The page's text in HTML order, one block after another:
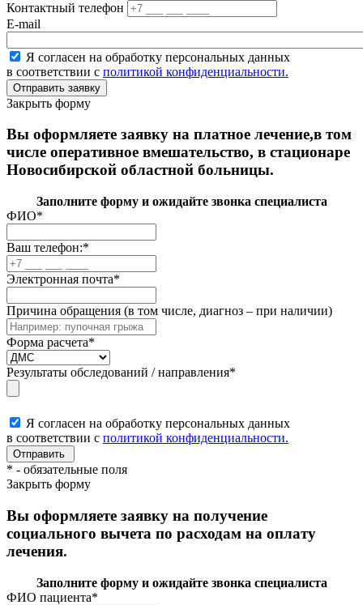
Контактный телефон
E-mail
Я согласен на обработку персональных данных
в соответствии с политикой конфиденциальности.
Закрыть форму
Вы оформляете заявку на платное лечение,в том
числе оперативное вмешательство, в стационаре
Новосибирской областной больницы.
Заполните форму и ожидайте звонка специалиста
ФИО*
Ваш телефон:*
Электронная почта*
Причина обращения (в том числе, диагноз – при наличии)
Форма расчета*
Результаты обследований / направления*
Я согласен на обработку персональных данных
в соответствии с политикой конфиденциальности.
* - обязательные поля
Закрыть форму
Вы оформляете заявку на получение
социального вычета по расходам на оплату
лечения.
Заполните форму и ожидайте звонка специалиста
ФИО пациента*